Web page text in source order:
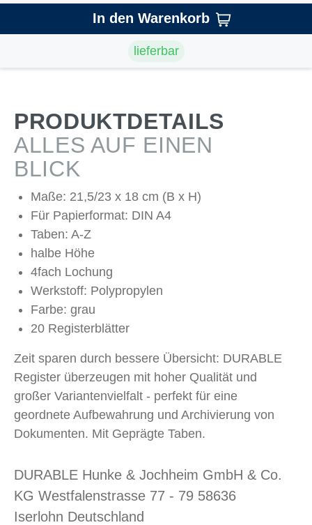
In den Warenkorb
lieferbar
PRODUKTDETAILS
ALLES AUF EINEN
BLICK
Maße: 21,5/23 x 18 cm (B x H)
Für Papierformat: DIN A4
Taben: A-Z
halbe Höhe
4fach Lochung
Werkstoff: Polypropylen
Farbe: grau
20 Registerblätter
Zeit sparen durch bessere Übersicht: DURABLE
Register überzeugen mit hoher Qualität und
großer Variantenvielfalt - perfekt für eine
geordnete Aufbewahrung und Archivierung von
Dokumenten. Mit Geprägte Taben.
DURABLE Hunke & Jochheim GmbH & Co.
KG Westfalenstrasse 77 - 79 58636
Iserlohn Deutschland